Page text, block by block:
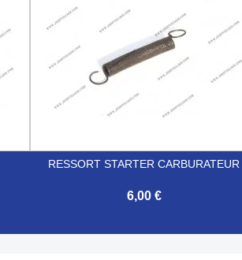
RESSORT STARTER CARBURATEUR
6,00 €